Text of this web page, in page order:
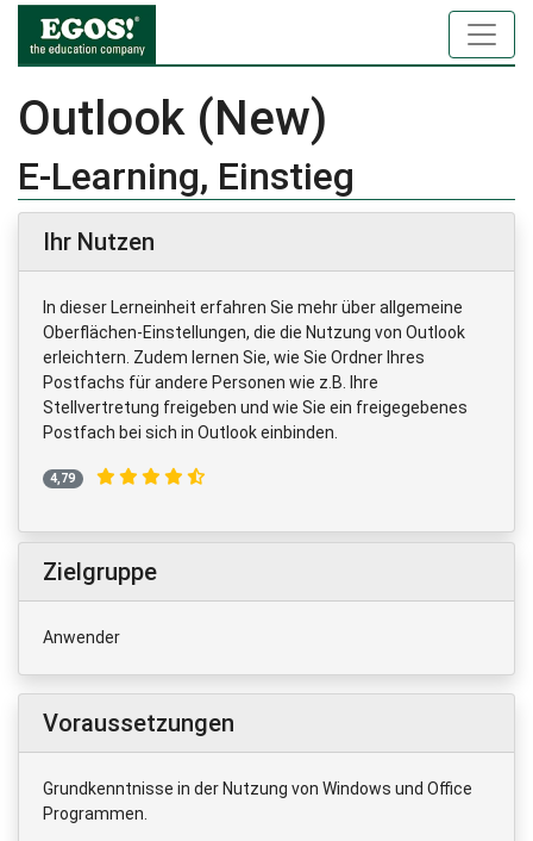
Outlook (New)
E-Learning, Einstieg
Ihr Nutzen
In dieser Lerneinheit erfahren Sie mehr über allgemeine
Oberflächen-Einstellungen, die die Nutzung von Outlook
erleichtern. Zudem lernen Sie, wie Sie Ordner Ihres
Postfachs für andere Personen wie z.B. Ihre
Stellvertretung freigeben und wie Sie ein freigegebenes
Postfach bei sich in Outlook einbinden.
4,79
Zielgruppe
Anwender
Voraussetzungen
Grundkenntnisse in der Nutzung von Windows und Office
Programmen.